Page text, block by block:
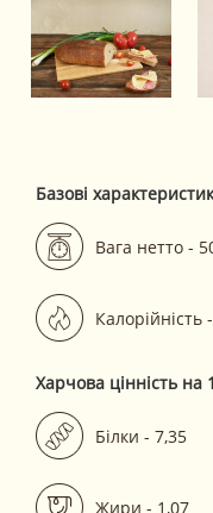
Базові
Вага нетто -
Калорійність
Харчова цінність на
Білки - 7,35
Жири - 1,07